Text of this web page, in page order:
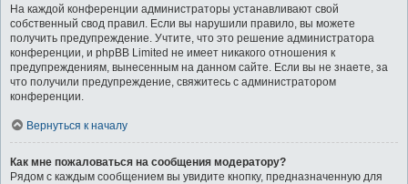
На каждой конференции администраторы устанавливают свой
собственный свод правил. Если вы нарушили правило, вы можете
получить предупреждение. Учтите, что это решение администратора
конференции, и phpBB Limited не имеет никакого отношения к
предупреждениям, вынесенным на данном сайте. Если вы не знаете, за
что получили предупреждение, свяжитесь с администратором
конференции.
Вернуться к началу
Как мне пожаловаться на сообщения модератору?
Рядом с каждым сообщением вы увидите кнопку, предназначенную для